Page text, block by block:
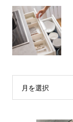
月を選択